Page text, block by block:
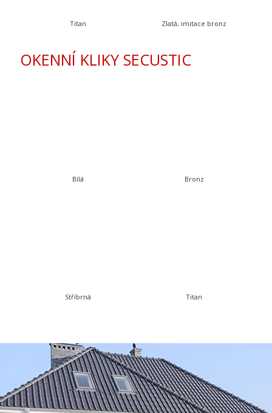
Titan Zlatá, imitace bronz
OKENNÍ KLIKY SECUSTIC
Bílá Bronz
Stříbrná Titan